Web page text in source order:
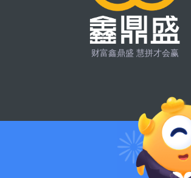
财富鑫鼎盛 慧拼才会赢